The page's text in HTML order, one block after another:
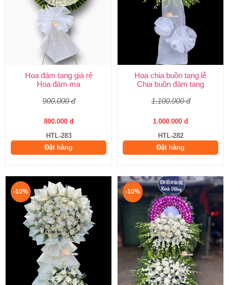
Hoa đám tang giá rẻ
Hoa đám ma
900.000 đ
800.000 đ
HTL-283
Đặt hàng
Hoa chia buồn tang lễ
Chia buồn đám tang
1.100.000 đ
1.000.000 đ
HTL-282
Đặt hàng
-10% -10%